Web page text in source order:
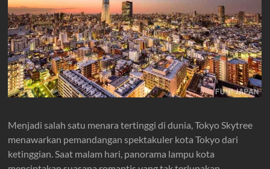
Menjadi salah satu menara tertinggi di dunia, Tokyo Skytree
menawarkan pemandangan spektakuler kota Tokyo dari
ketinggian. Saat malam hari, panorama lampu kota